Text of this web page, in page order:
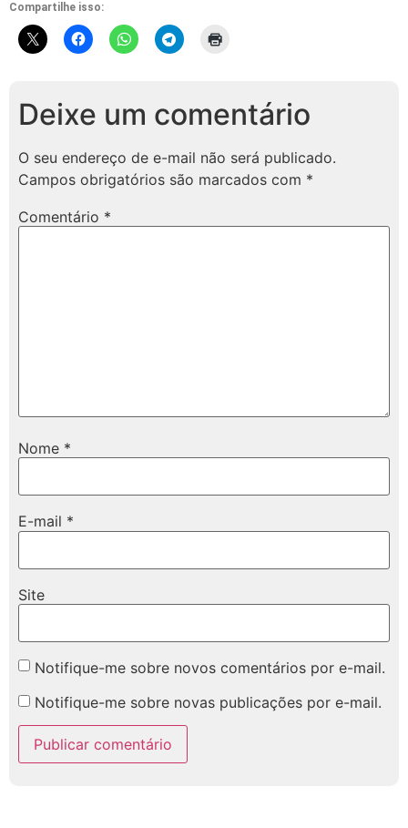
Compartilhe isso:
Deixe um comentário
O seu endereço de e-mail não será publicado.
Campos obrigatórios são marcados com *
Comentário *
Nome *
E-mail *
Site
Notifique-me sobre novos comentários por e-mail.
Notifique-me sobre novas publicações por e-mail.